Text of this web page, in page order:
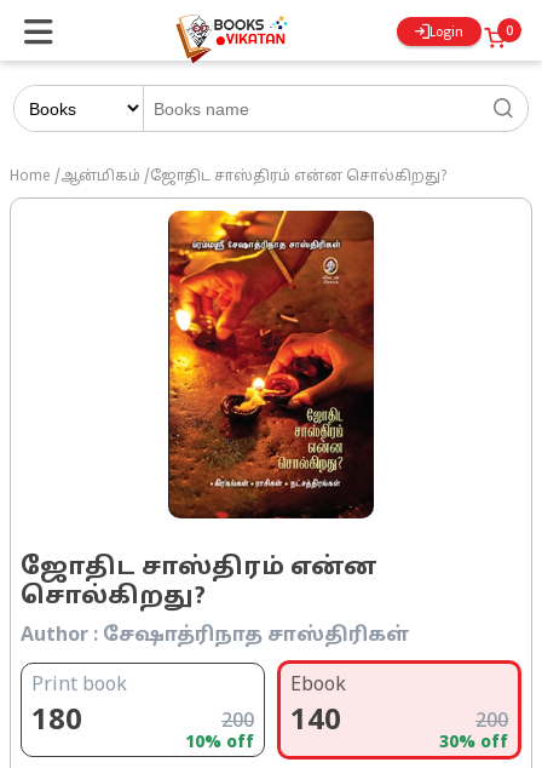
Login 0
Home /ஆன்மிகம் /ஜோதிட சாஸ்திரம் என்ன சொல்கிறது?
ஜோதிட சாஸ்திரம் என்ன
சொல்கிறது?
Author : சேஷாத்ரிநாத சாஸ்திரிகள்
Print book
180 200
10% off
Ebook
140 200
30% off